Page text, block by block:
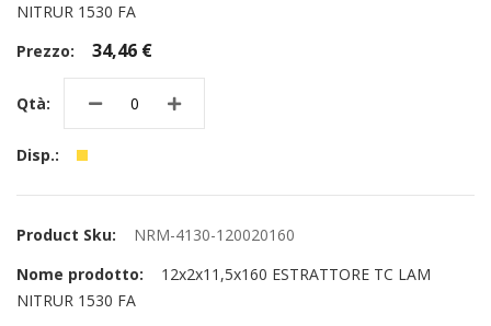
NITRUR 1530 FA
34,46 €
NRM-4130-120020160
12x2x11,5x160 ESTRATTORE TC LAM
NITRUR 1530 FA